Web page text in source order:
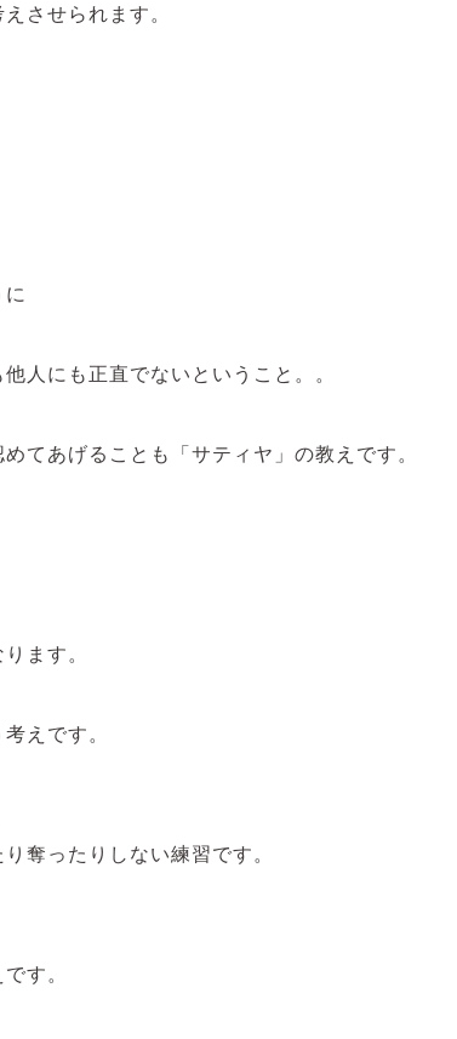
させられます。
人にも正直でないということ。。
てあげることも「サティヤ」の教えです。
ます。
えです。
奪ったりしない練習です。
す。